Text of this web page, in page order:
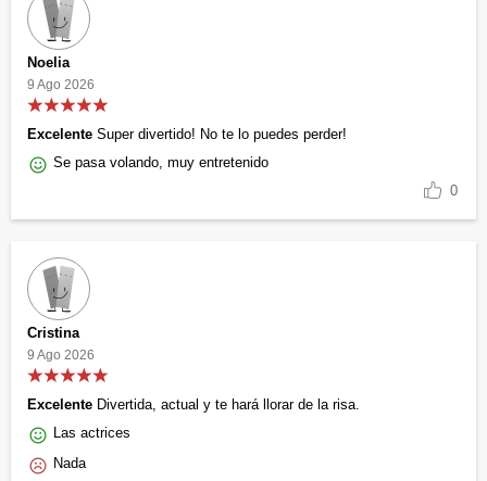
Noelia
9 Ago 2026
Excelente Super divertido! No te lo puedes perder!
Se pasa volando, muy entretenido
0
Cristina
9 Ago 2026
Excelente Divertida, actual y te hará llorar de la risa.
Las actrices
Nada